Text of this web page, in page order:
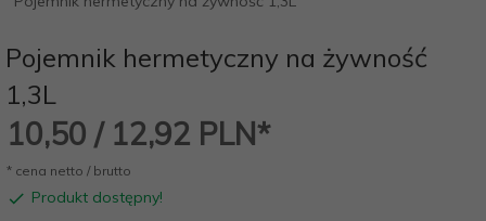
Pojemnik hermetyczny na żywność
1,3L
10,50 / 12,92 PLN*
* cena netto / brutto
Produkt dostępny!